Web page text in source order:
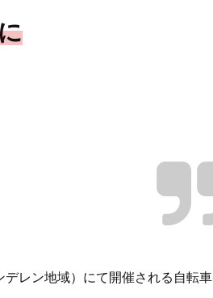
デレン地域）にて開催される自転車